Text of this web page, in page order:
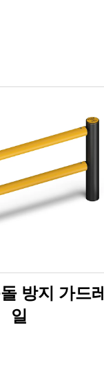
방지 가드레
일